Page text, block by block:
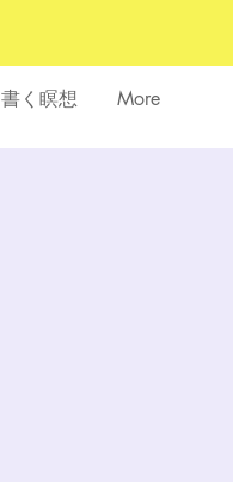
書く瞑想 More